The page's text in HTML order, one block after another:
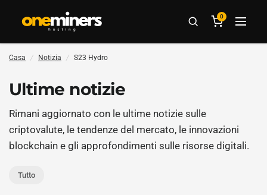
0
Casa / Notizia / S23 Hydro
Ultime notizie
Rimani aggiornato con le ultime notizie sulle
criptovalute, le tendenze del mercato, le innovazioni
blockchain e gli approfondimenti sulle risorse digitali.
Tutto